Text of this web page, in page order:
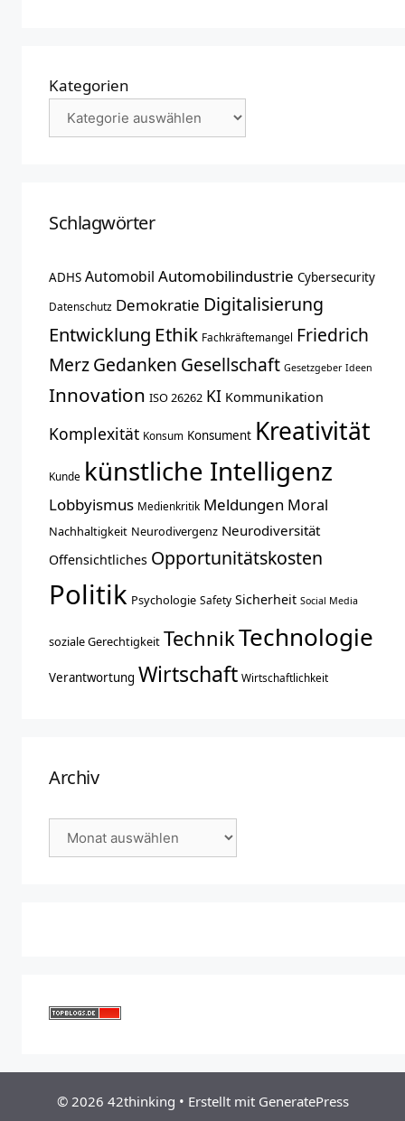
Kategorien
Schlagwörter
ADHS Automobil Automobilindustrie Cybersecurity
Datenschutz Demokratie Digitalisierung
Entwicklung Ethik Fachkräftemangel Friedrich
MerzGedanken Gesellschaft Gesetzgeber Ideen
Innovation ISO 26262 KI Kommunikation
Komplexität Konsum Konsument Kreativität
Kunde künstliche Intelligenz
Lobbyismus Medienkritik Meldungen Moral
Nachhaltigkeit Neurodivergenz Neurodiversität
Offensichtliches Opportunitätskosten
Politik Psychologie Safety Sicherheit Social Media
soziale Gerechtigkeit TechnikTechnologie
Verantwortung Wirtschaft Wirtschaftlichkeit
Archiv
Archiv
© 2026 42thinking • Erstellt mit GeneratePress